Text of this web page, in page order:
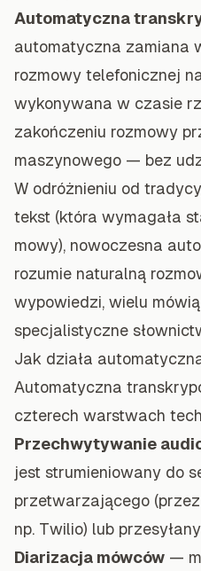
Automatyczna
automatyczna zamiana
rozmowy telefonicznej
wykonywana w czasie
zakończeniu rozmowy
maszynowego — bez
W odróżnieniu od
tekst (która wymagała
mowy), nowoczesna
rozumie naturalną
wypowiedzi, wielu
specjalistyczne
Jak działa
Automatyczna
czterech warstwach
Przechwytywanie
jest strumieniowany do
przetwarzającego
np. Twilio) lub
Diarizacja mówców —